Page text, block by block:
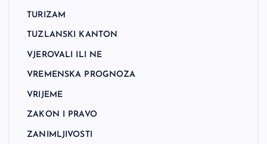
TURIZAM
TUZLANSKI KANTON
VJEROVALI ILI NE
VREMENSKA PROGNOZA
VRIJEME
ZAKON I PRAVO
ZANIMLJIVOSTI